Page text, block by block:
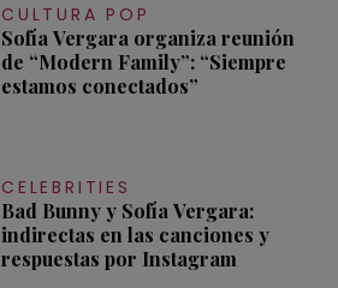
CULTURA POP
Sofía Vergara organiza reunión
de “Modern Family”: “Siempre
estamos conectados”
CELEBRITIES
Bad Bunny y Sofía Vergara:
indirectas en las canciones y
respuestas por Instagram